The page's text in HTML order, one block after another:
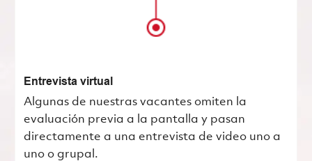
Entrevista virtual
Algunas de nuestras vacantes omiten la
evaluación previa a la pantalla y pasan
directamente a una entrevista de video uno a
uno o grupal.